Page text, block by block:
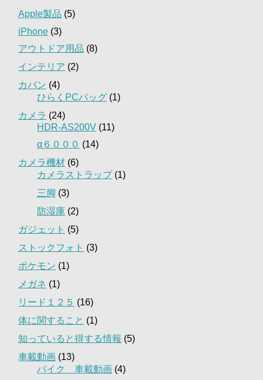
Apple製品 (5)
iPhone (3)
アウトドア用品 (8)
インテリア (2)
カバン (4)
ひらくPCバッグ (1)
カメラ (24)
HDR-AS200V (11)
α６０００ (14)
カメラ機材 (6)
カメラストラップ(1)
三脚 (3)
防湿庫 (2)
ガジェット (5)
ストックフォト (3)
ポケモン (1)
メガネ (1)
リード１２５ (16)
体に関すること (1)
知っていると得する情報 (5)
車載動画 (13)
バイク 車載動画 (4)